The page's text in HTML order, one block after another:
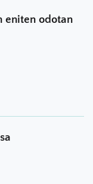
eniten odotan